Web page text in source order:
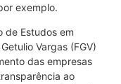
exemplo.
de Estudos em
Vargas (FGV)
das empresas
ao